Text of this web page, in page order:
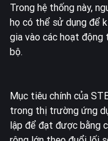
Trong hệ thống này,
họ có thể sử dụng để
gia vào các hoạt động
bộ.
Mục tiêu chính của
trong thị trường ứng
lập để đạt được bằng